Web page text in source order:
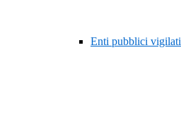
Enti pubblici vigilati